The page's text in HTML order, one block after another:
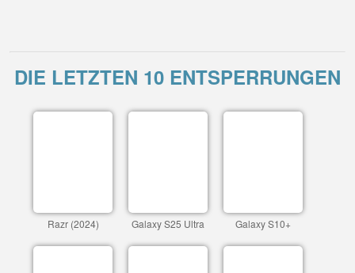
DIE LETZTEN 10 ENTSPERRUNGEN
Razr (2024) Galaxy S25 Ultra Galaxy S10+